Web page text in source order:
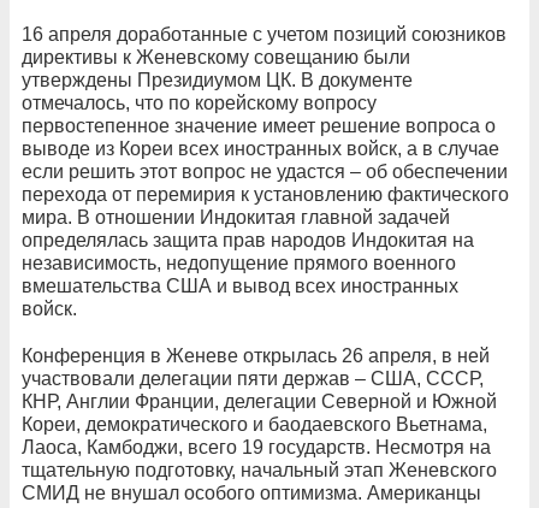
16 апреля доработанные с учетом позиций союзников
директивы к Женевскому совещанию были
утверждены Президиумом ЦК. В документе
отмечалось, что по корейскому вопросу
первостепенное значение имеет решение вопроса о
выводе из Кореи всех иностранных войск, а в случае
если решить этот вопрос не удастся – об обеспечении
перехода от перемирия к установлению фактического
мира. В отношении Индокитая главной задачей
определялась защита прав народов Индокитая на
независимость, недопущение прямого военного
вмешательства США и вывод всех иностранных
войск.
Конференция в Женеве открылась 26 апреля, в ней
участвовали делегации пяти держав – США, СССР,
КНР, Англии Франции, делегации Северной и Южной
Кореи, демократического и баодаевского Вьетнама,
Лаоса, Камбоджи, всего 19 государств. Несмотря на
тщательную подготовку, начальный этап Женевского
СМИД не внушал особого оптимизма. Американцы